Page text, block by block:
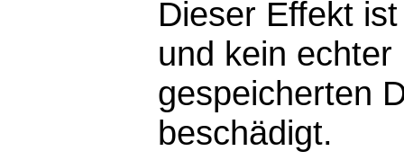
Dieser Effekt
und kein
gespeicherten
beschädigt.